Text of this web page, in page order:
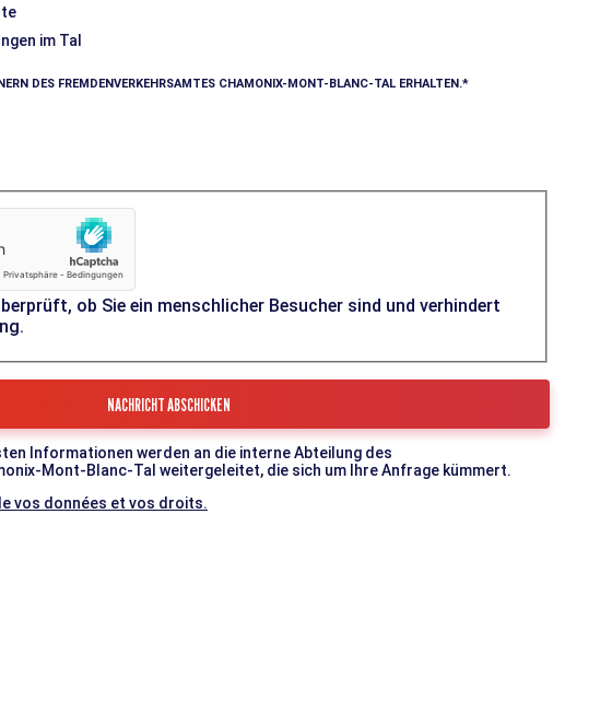
im Tal
DES FREMDENVERKEHRSAMTES CHAMONIX-MONT-BLANC-TAL ERHALTEN.
ob Sie ein menschlicher Besucher sind und verhindert
Informationen werden an die interne Abteilung des
Mont-Blanc-Tal weitergeleitet, die sich um Ihre Anfrage kümmert.
vos données et vos droits.